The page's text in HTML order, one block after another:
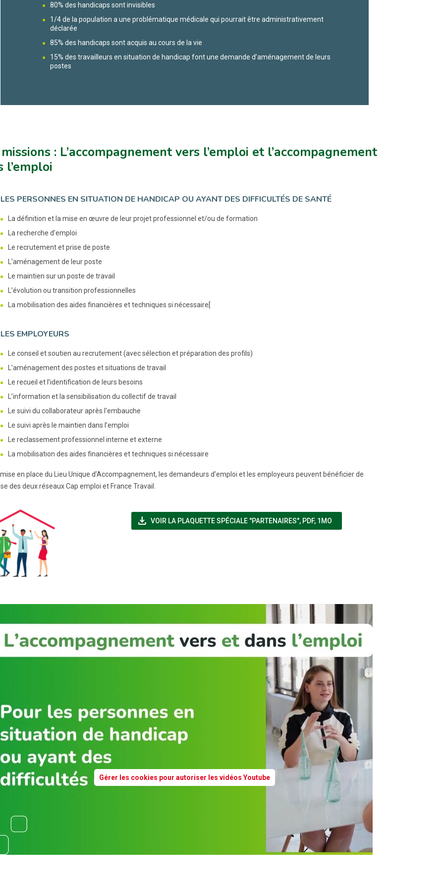
80% des handicaps sont invisibles
1/4 de la population a une problématique médicale qui pourrait être administrativement
déclarée
85% des handicaps sont acquis au cours de la vie
15% des travailleurs en situation de handicap font une demande d’aménagement de leurs
postes
: L’accompagnement vers l’emploi et l’accompagnement
l’emploi
PERSONNES EN SITUATION DE HANDICAP OU AYANT DES DIFFICULTÉS DE SANTÉ
La définition et la mise en œuvre de leur projet professionnel et/ou de formation
La recherche d’emploi
Le recrutement et prise de poste
L’aménagement de leur poste
Le maintien sur un poste de travail
L’évolution ou transition professionnelles
La mobilisation des aides financières et techniques si nécessaire[
EMPLOYEURS
Le conseil et soutien au recrutement (avec sélection et préparation des profils)
L’aménagement des postes et situations de travail
Le recueil et l’identification de leurs besoins
L’information et la sensibilisation du collectif de travail
Le suivi du collaborateur après l'embauche
Le suivi après le maintien dans l’emploi
Le reclassement professionnel interne et externe
La mobilisation des aides financières et techniques si nécessaire
en place du Lieu Unique d’Accompagnement, les demandeurs d’emploi et les employeurs peuvent bénéficier de
des deux réseaux Cap emploi et France Travail.
file_download VOIR LA PLAQUETTE SPÉCIALE "PARTENAIRES"(NOUVELLE FENÊTRE)
, PDF, 1MO
Gérer les cookies pour autoriser les vidéos Youtube